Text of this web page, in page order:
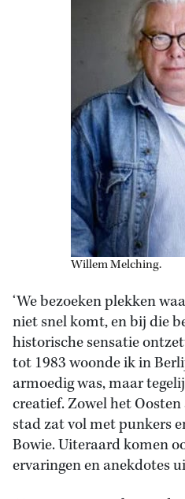
Willem Melching.
‘We bezoeken plekken
niet snel komt, en bij die
historische sensatie
tot 1983 woonde ik in
armoedig was, maar
creatief. Zowel het
stad zat vol met punkers
Bowie. Uiteraard komen
ervaringen en anekdotes